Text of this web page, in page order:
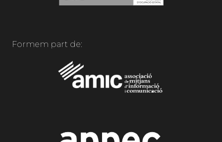
Formem part de: